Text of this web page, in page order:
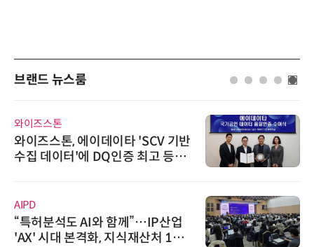
브랜드 뉴스룸
와이즈스톤
와이즈스톤, 에이데이타 'SCV 기반
수집 데이터'에 DQ인증 최고 등급
AIPD
“특허분석도 AI와 함께”…IP산업
'AX' 시대 본격화, 지식재산처 1호